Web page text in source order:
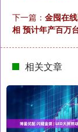
下一篇： 金囤在
相 预计年产百万
相关文章